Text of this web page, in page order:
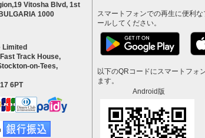
Vitosha Blvd, 1st
1000
Limited
Track House,
on-Tees,
6PT
スマートフォンでの再生に便利
ールしてください。
以下のQRコードにスマートフォ
ます。
Android版